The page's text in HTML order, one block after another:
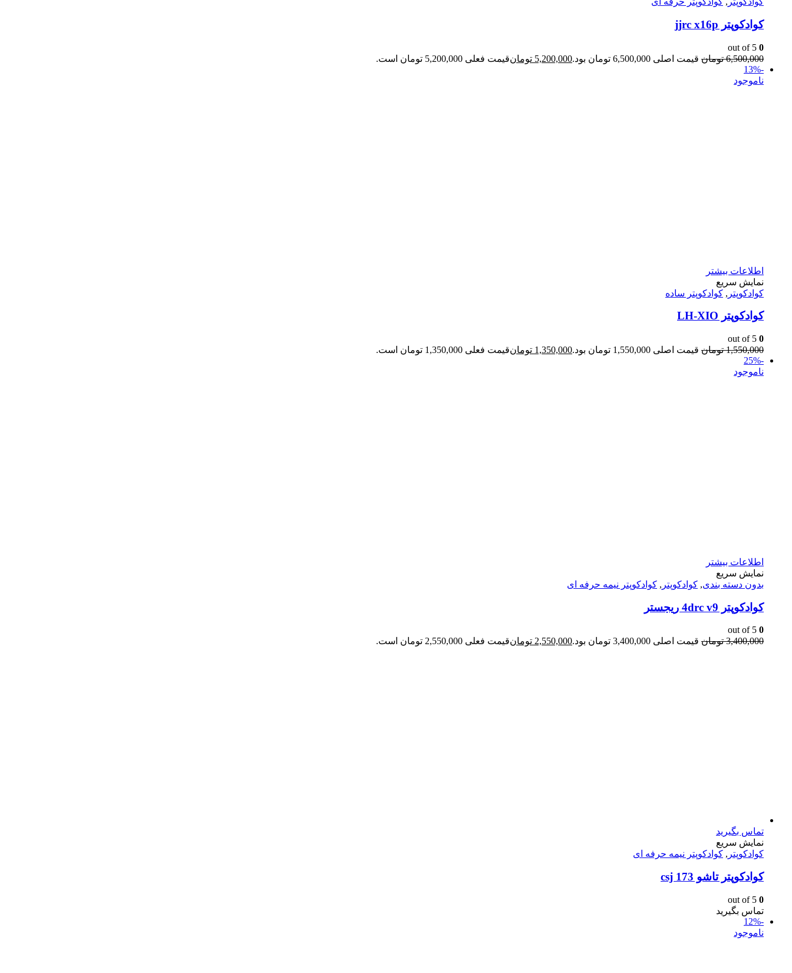
کوادکوپتر jjrc x16p
0
6,500,000 تومان قیمت اصلی 6,500,000 تومان بود. 5,200,000 تومانقیمت فعلی 5,200,000 تومان است.
-13%
ناموجود
اطلاعات بیشتر
نمایش سریع
کوادکوپتر , کوادکوپتر ساده
کوادکوپتر LH-XIO
0
1,550,000 تومان قیمت اصلی 1,550,000 تومان بود. 1,350,000 تومانقیمت فعلی 1,350,000 تومان است.
-25%
ناموجود
اطلاعات بیشتر
نمایش سریع
بدون دسته بندی, کوادکوپتر , کوادکوپتر نیمه حرفه ای
کوادکوپتر 4drc v9 ریجستر
0
3,400,000 تومان قیمت اصلی 3,400,000 تومان بود. 2,550,000 تومانقیمت فعلی 2,550,000 تومان است.
تماس بگیرید
نمایش سریع
کوادکوپتر , کوادکوپتر نیمه حرفه ای
کوادکوپتر تاشو csj 173
0
تماس بگیرید
-12%
ناموجود